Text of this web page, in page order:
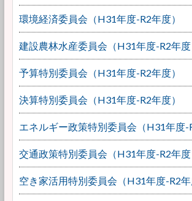
環境経済委員会（H31年度-R2年度）
建設農林水産委員会（H31年度-R2年度
予算特別委員会（H31年度-R2年度）
決算特別委員会（H31年度-R2年度）
エネルギー政策特別委員会（H31年度-
交通政策特別委員会（H31年度-R2年度
空き家活用特別委員会（H31年度-R2年